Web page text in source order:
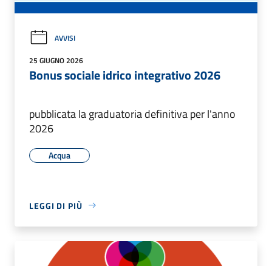
AVVISI
25 GIUGNO 2026
Bonus sociale idrico integrativo 2026
pubblicata la graduatoria definitiva per l'anno
2026
Acqua
LEGGI DI PIÙ